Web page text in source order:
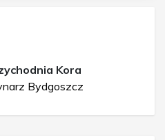
Kora
Bydgoszcz